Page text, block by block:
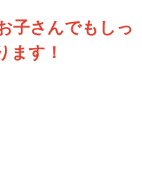
子さんでもしっ
ます！